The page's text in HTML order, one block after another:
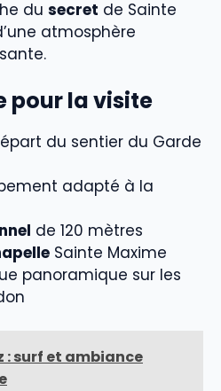
du secret de Sainte
atmosphère
pour la visite
du sentier du Garde
adapté à la
de 120 mètres
Sainte Maxime
panoramique sur les
: surf et ambiance